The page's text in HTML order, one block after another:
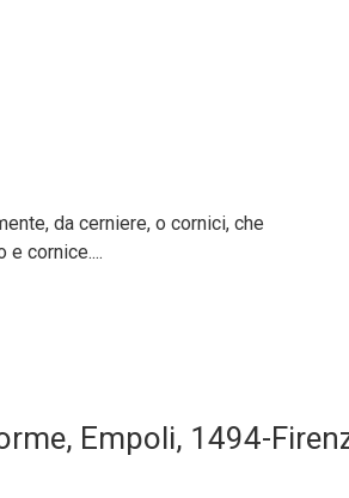
da cerniere, o cornici, che
e cornice....
Empoli, 1494-